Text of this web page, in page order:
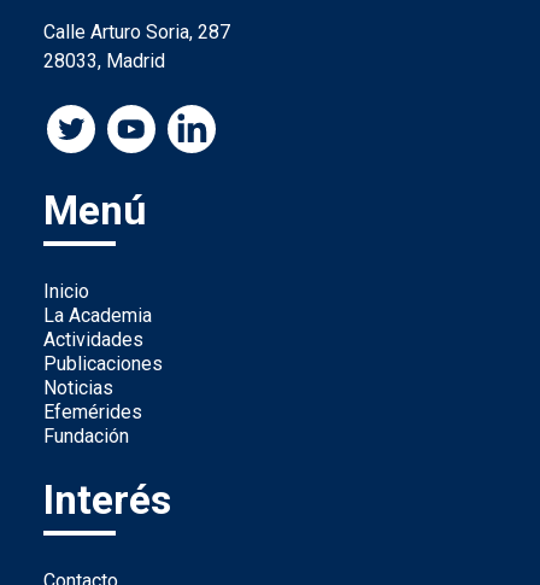
Calle Arturo Soria, 287
28033, Madrid
Menú
Inicio
La Academia
Actividades
Publicaciones
Noticias
Efemérides
Fundación
Interés
Contacto